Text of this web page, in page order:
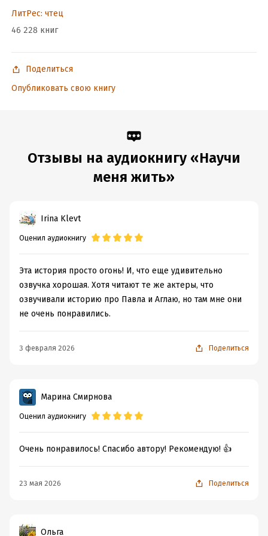
ЛитРес: чтец
46 228 книг
Поделиться
Опубликовать свою книгу
Отзывы на аудиокнигу «Научи
меня жить»
Irina Klevt
Оценил аудиокнигу
Эта история просто огонь! И, что еще удивительно
озвучка хорошая. Хотя читают те же актеры, что
озвучивали историю про Павла и Аглаю, но там мне они
не очень понравились.
3 февраля 2026 Поделиться
Марина Смирнова
Оценил аудиокнигу
Очень понравилось! Спасибо автору! Рекомендую! 👍
23 мая 2026 Поделиться
Ольга